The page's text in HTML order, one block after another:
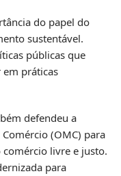
do papel do
sustentável.
públicas que
práticas
defendeu a
(OMC) para
livre e justo.
para